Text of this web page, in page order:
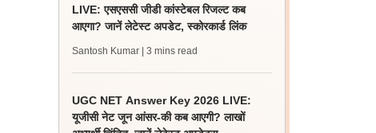
LIVE: एसएससी जीडी कांस्टेबल रिजल्ट कब
आएगा? जानें लेटेस्ट अपडेट, स्कोरकार्ड लिंक
Santosh Kumar | 3 mins read
UGC NET Answer Key 2026 LIVE:
यूजीसी नेट जून आंसर-की कब आएगी? लाखों